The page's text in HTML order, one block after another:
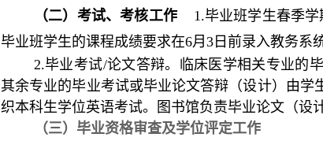
（二）考试、考核工作
1.毕业班学生春季
毕业班学生的课程成绩要求在6月3日前录入教务系统
2.毕业考试/论文答辩。临床医学相关专业的
其余专业的毕业考试或毕业论文答辩（设计）由
织本科生学位英语考试。图书馆负责毕业论文（设
（三）毕业资格审查及学位评定工作